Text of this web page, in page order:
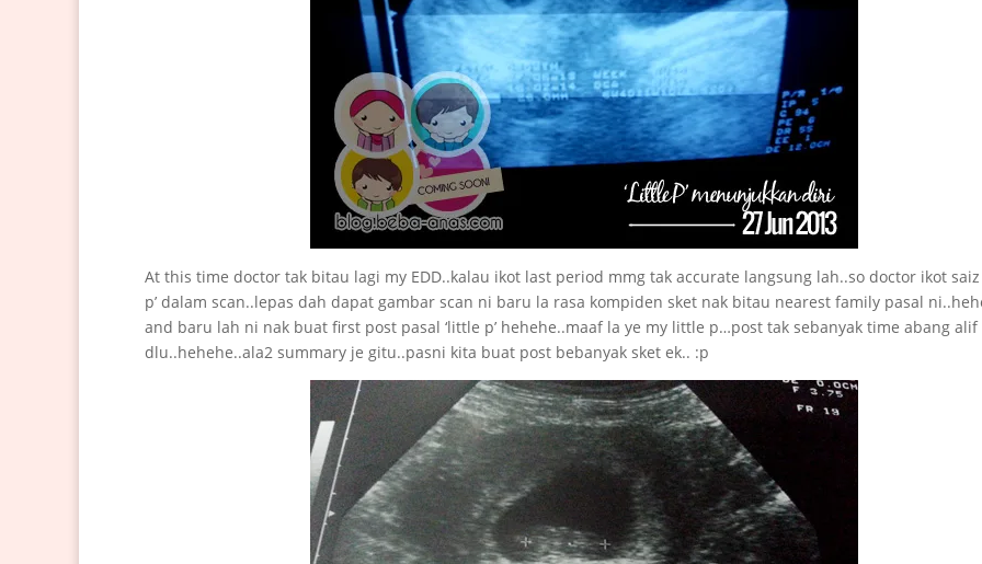
At this time doctor tak bitau lagi my EDD..kalau ikot last period mmg tak accurate langsung lah..so doctor ikot saiz
p’ dalam scan..lepas dah dapat gambar scan ni baru la rasa kompiden sket nak bitau nearest family pasal
and baru lah ni nak buat first post pasal ‘little p’ hehehe..maaf la ye my little p…post tak sebanyak time abang alif
dlu..hehehe..ala2 summary je gitu..pasni kita buat post bebanyak sket ek.. :p